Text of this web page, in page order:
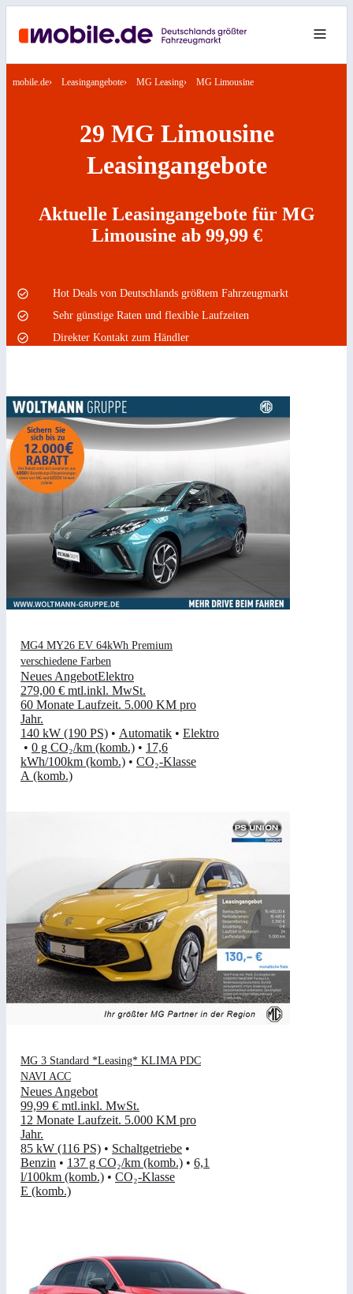
mobile.de Leasingangebote MG Leasing MG Limousine
29 MG Limousine
Leasingangebote
Aktuelle Leasingangebote für MG
Limousine ab 99,99 €
Hot Deals von Deutschlands größtem Fahrzeugmarkt
Sehr günstige Raten und flexible Laufzeiten
Direkter Kontakt zum Händler
MG4 MY26 EV 64kWh Premium
verschiedene Farben
Neues AngebotElektro
279,00 € mtl.inkl. MwSt.
60 Monate Laufzeit. 5.000 KM pro
Jahr.
140 kW (190 PS) • Automatik • Elektro
• 0 g CO₂/km (komb.) • 17,6
kWh/100km (komb.) • CO₂-Klasse
A (komb.)
MG 3 Standard *Leasing* KLIMA PDC
NAVI ACC
Neues Angebot
99,99 € mtl.inkl. MwSt.
12 Monate Laufzeit. 5.000 KM pro
Jahr.
85 kW (116 PS) • Schaltgetriebe •
Benzin • 137 g CO₂/km (komb.) • 6,1
l/100km (komb.) • CO₂-Klasse
E (komb.)